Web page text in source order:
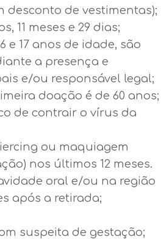
desconto de vestimentas);
11 meses e 29 dias;
e 17 anos de idade, são
a presença e
e/ou responsável legal;
doação é de 60 anos;
de contrair o vírus da
ou maquiagem
nos últimos 12 meses.
oral e/ou na região
após a retirada;
suspeita de gestação;